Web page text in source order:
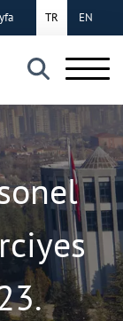
×
TR EN